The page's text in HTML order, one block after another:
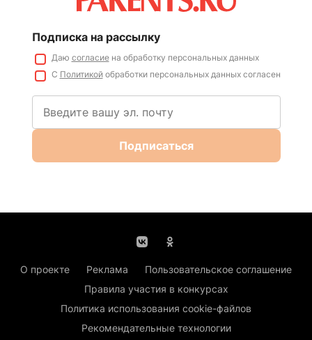
Подписка на рассылку
Даю согласиена обработку персональных данных
С Политикойобработки персональных данных согласен
Подписаться
О проекте Реклама
Пользовательское соглашение
Правила участия в конкурсах
Политика использования cookie-файлов
Рекомендательные технологии